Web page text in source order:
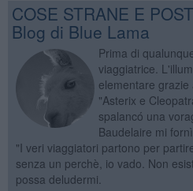
COSE STRANE E
Blog di Blue Lama
Prima di
viaggiatrice.
elementare
"Asterix e
spalancó una
Baudelaire mi
"I veri viaggiatori partono per
senza un perchè, io vado. Non
possa deludermi.